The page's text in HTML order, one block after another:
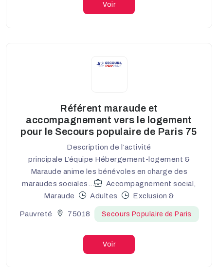
Voir
Référent maraude et
accompagnement vers le logement
pour le Secours populaire de Paris 75
Description de l’activité
principale L’équipe Hébergement-logement &
Maraude anime les bénévoles en charge des
maraudes sociales...
Accompagnement social,
Maraude
Adultes Exclusion &
Pauvreté 75018 Secours Populaire de Paris
Voir